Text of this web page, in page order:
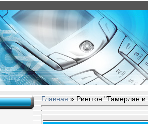
Главная » Рингтон "Тамерлан